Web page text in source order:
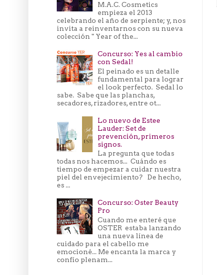
M.A.C. Cosmetics
empieza el 2013
celebrando el año de serpiente; y, nos
invita a reinventarnos con su nueva
colección " Year of the...
Concurso: Yes al cambio
con Sedal!
El peinado es un detalle
fundamental para lograr
el look perfecto. Sedal lo
sabe. Sabe que las planchas,
secadores, rizadores, entre ot...
Lo nuevo de Estee
Lauder: Set de
prevención, primeros
signos.
La pregunta que todas
todas nos hacemos... Cuándo es
tiempo de empezar a cuidar nuestra
piel del envejecimiento? De hecho,
es ...
Concurso: Oster Beauty
Pro
Cuando me enteré que
OSTER estaba lanzando
una nueva línea de
cuidado para el cabello me
emocioné... Me encanta la marca y
confío plenam...